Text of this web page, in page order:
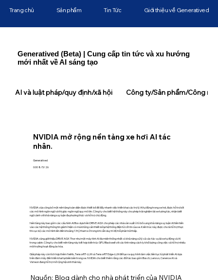
Generatived (Beta) | Cung cấp tin tức và xu hướng
mới nhất về AI sáng tạo
NVIDIA mở rộng nền tảng xe hơi AI tác
nhân.
Generatived
0:00 8/5/26
NVIDIA vừa công bố một nền tảng toàn diện được thiết kế để đẩy nhanh việc triển khai các trợ lý AI tự động trong xe hơi, được hỗ trợ bởi
các mô hình ngôn ngữ và thị giác-ngôn ngữ quy mô lớn. Công ty cho biết hệ thống này cho phép trải nghiệm lái xe tương tác, nhận biết
ngữ cảnh với khả năng suy luận đa phương thức và hỗ trợ chủ động.
Nền tảng này bao gồm các cấu hình AI Box dựa trên DRIVE AGX cho phép các nhà sản xuất ô tô bổ sung khả năng suy luận AI tiên tiến
vào các hệ thống thông tin giải trí hiện có mà không cần thiết kế lại hệ thống điện tử cốt lõi của xe. Kiến trúc này được cho là hỗ trợ thực
thi cục bộ các mô hình lên đến khoảng 13 tỷ tham số trong khi vẫn duy trì độ trễ phản hồi thấp.
NVIDIA cũng giới thiệu DRIVE AGX Thor như một máy tính AI đa miền thống nhất có khả năng xử lý cả các tác vụ lái xe tự động và AI
trong cabin. Công ty cho biết nền tảng này kết hợp kiến ​​trúc GPU Blackwell với các tính năng cách ly khối lượng công việc và hỗ trợ nhiều
môi trường hoạt động ảo hóa.
Giải pháp này còn tích hợp thêm NeMo, TensorRT-LLM và TensorRT Edge-LLM để tạo ra quy trình làm việc liên tục từ phát triển AI dựa
trên đám mây đến triển khai tại biên bên trong xe. NVIDIA cho biết thêm rằng các đối tác bao gồm Bosch, Lenovo, Cerence AI và
Visteon đang hỗ trợ mở rộng hệ sinh thái này.
Nguồn: Blog dành cho nhà phát triển của NVIDIA
Trang chủ Sản phẩm Tin Tức Giới thiệu về Generatived
AI và luật pháp/quy định/xã hội Công ty/Sản phẩm/Công